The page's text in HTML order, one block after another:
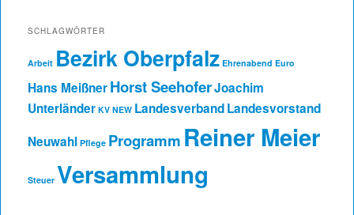
SCHLAGWÖRTER
Arbeit Bezirk Oberpfalz Ehrenabend Euro
Hans MeißnerHorst SeehoferJoachim
Unterländer KV NEW LandesverbandLandesvorstand
Neuwahl Pflege Programm Reiner Meier
Steuer Versammlung